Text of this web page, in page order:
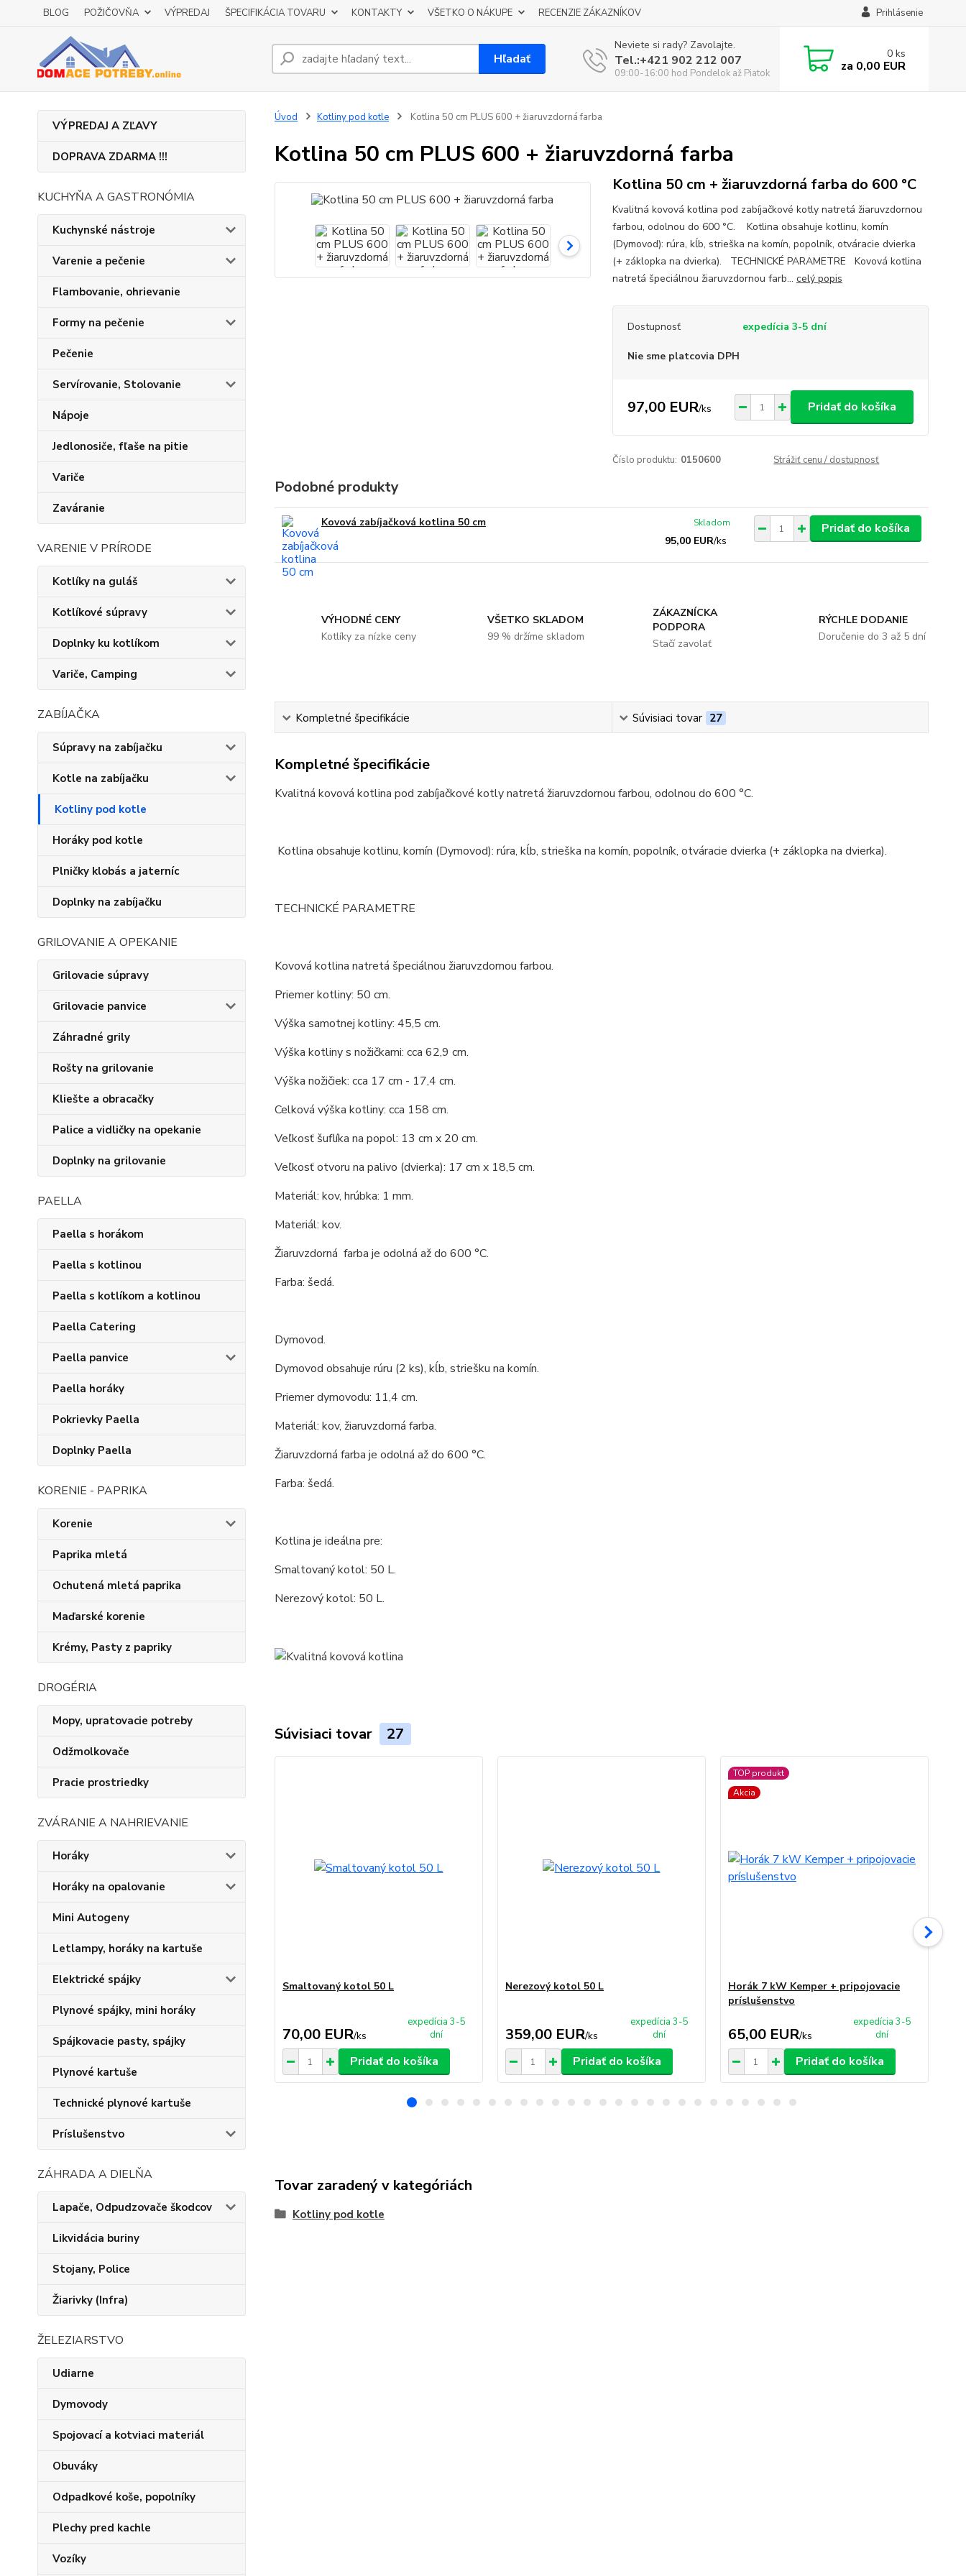
BLOG POŽIČOVŇA VÝPREDAJ ŠPECIFIKÁCIA TOVARU KONTAKTY VŠETKO O NÁKUPE RECENZIE ZÁKAZNÍKOV Prihlásenie
Hľadať
Neviete si rady? Zavolajte.
Tel.:+421 902 212 007
09:00-16:00 hod Pondelok až Piatok
0 ks
za 0,00 EUR
VÝPREDAJ A ZĽAVY
DOPRAVA ZDARMA !!!
KUCHYŇA A GASTRONÓMIA
Kuchynské nástroje
Varenie a pečenie
Flambovanie, ohrievanie
Formy na pečenie
Pečenie
Servírovanie, Stolovanie
Nápoje
Jedlonosiče, fľaše na pitie
Variče
Zaváranie
VARENIE V PRÍRODE
Kotlíky na guláš
Kotlíkové súpravy
Doplnky ku kotlíkom
Variče, Camping
ZABÍJAČKA
Súpravy na zabíjačku
Kotle na zabíjačku
Kotliny pod kotle
Horáky pod kotle
Plničky klobás a jaterníc
Doplnky na zabíjačku
GRILOVANIE A OPEKANIE
Grilovacie súpravy
Grilovacie panvice
Záhradné grily
Rošty na grilovanie
Kliešte a obracačky
Palice a vidličky na opekanie
Doplnky na grilovanie
PAELLA
Paella s horákom
Paella s kotlinou
Paella s kotlíkom a kotlinou
Paella Catering
Paella panvice
Paella horáky
Pokrievky Paella
Doplnky Paella
KORENIE - PAPRIKA
Korenie
Paprika mletá
Ochutená mletá paprika
Maďarské korenie
Krémy, Pasty z papriky
DROGÉRIA
Mopy, upratovacie potreby
Odžmolkovače
Pracie prostriedky
ZVÁRANIE A NAHRIEVANIE
Horáky
Horáky na opalovanie
Mini Autogeny
Letlampy, horáky na kartuše
Elektrické spájky
Plynové spájky, mini horáky
Spájkovacie pasty, spájky
Plynové kartuše
Technické plynové kartuše
Príslušenstvo
ZÁHRADA A DIELŇA
Lapače, Odpudzovače škodcov
Likvidácia buriny
Stojany, Police
Žiarivky (Infra)
ŽELEZIARSTVO
Udiarne
Dymovody
Spojovací a kotviaci materiál
Obuváky
Odpadkové koše, popolníky
Plechy pred kachle
Vozíky
Úvod Kotliny pod kotle Kotlina 50 cm PLUS 600 + žiaruvzdorná farba
Kotlina 50 cm PLUS 600 + žiaruvzdorná farba
Kotlina 50 cm + žiaruvzdorná farba do 600 °C
Kvalitná kovová kotlina pod zabíjačkové kotly natretá žiaruvzdornou
farbou, odolnou do 600 °C. Kotlina obsahuje kotlinu, komín
(Dymovod): rúra, kĺb, strieška na komín, popolník, otváracie dvierka
(+ záklopka na dvierka). TECHNICKÉ PARAMETRE Kovová kotlina
natretá špeciálnou žiaruvzdornou farb... celý popis
Dostupnosť expedícia 3-5 dní
Nie sme platcovia DPH
97,00 EUR/ks Pridať do košíka
Číslo produktu: 0150600 Strážiť cenu / dostupnosť
Podobné produkty
Kovová zabíjačková kotlina 50 cm
95,00 EUR/ks
Skladom Pridať do košíka
VÝHODNÉ CENY
Kotlíky za nízke ceny
VŠETKO SKLADOM
99 % držíme skladom
ZÁKAZNÍCKA
PODPORA
Stačí zavolať
RÝCHLE DODANIE
Doručenie do 3 až 5 dní
Kompletné špecifikácie Súvisiaci tovar 27
Kompletné špecifikácie
Kvalitná kovová kotlina pod zabíjačkové kotly natretá žiaruvzdornou farbou, odolnou do 600 °C.
Kotlina obsahuje kotlinu, komín (Dymovod): rúra, kĺb, strieška na komín, popolník, otváracie dvierka (+ záklopka na dvierka).
TECHNICKÉ PARAMETRE
Kovová kotlina natretá špeciálnou žiaruvzdornou farbou.
Priemer kotliny: 50 cm.
Výška samotnej kotliny: 45,5 cm.
Výška kotliny s nožičkami: cca 62,9 cm.
Výška nožičiek: cca 17 cm - 17,4 cm.
Celková výška kotliny: cca 158 cm.
Veľkosť šuflíka na popol: 13 cm x 20 cm.
Veľkosť otvoru na palivo (dvierka): 17 cm x 18,5 cm.
Materiál: kov, hrúbka: 1 mm.
Materiál: kov.
Žiaruvzdorná farba je odolná až do 600 °C.
Farba: šedá.
Dymovod.
Dymovod obsahuje rúru (2 ks), kĺb, striešku na komín.
Priemer dymovodu: 11,4 cm.
Materiál: kov, žiaruvzdorná farba.
Žiaruvzdorná farba je odolná až do 600 °C.
Farba: šedá.
Kotlina je ideálna pre:
Smaltovaný kotol: 50 L.
Nerezový kotol: 50 L.
Súvisiaci tovar 27
Smaltovaný kotol 50 L
70,00 EUR/ks
expedícia 3-5
dní
Pridať do košíka
Nerezový kotol 50 L
359,00 EUR/ks
expedícia 3-5
dní
Pridať do košíka
TOP produkt
Akcia
Horák 7 kW Kemper + pripojovacie
príslušenstvo
65,00 EUR/ks
expedícia 3-5
dní
Pridať do košíka
Tovar zaradený v kategóriách
Kotliny pod kotle